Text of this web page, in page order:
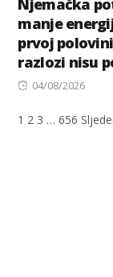
Njemačka
manje
prvoj
razlozi nisu
Posted
04/08/2026
1 2 3 … 656